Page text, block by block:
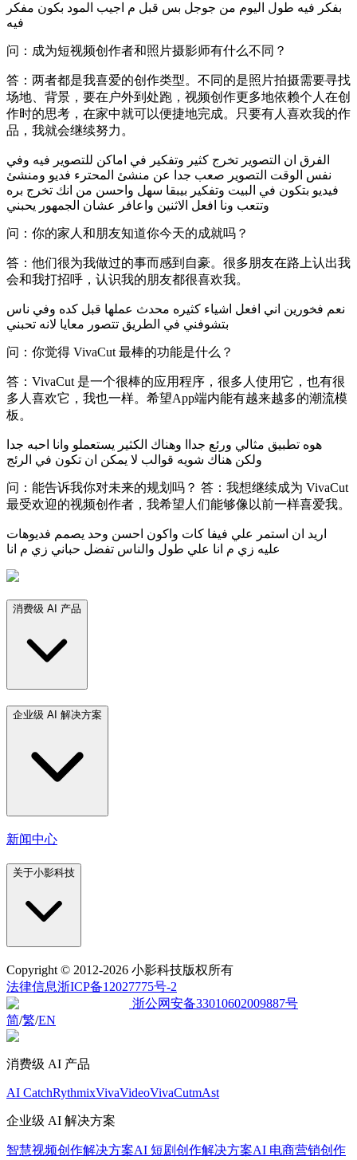
بفكر فيه طول اليوم من جوجل بس قبل م اجيب المود بكون مفكر
فيه
问：成为短视频创作者和照片摄影师有什么不同？
答：两者都是我喜爱的创作类型。不同的是照片拍摄需要寻找
场地、背景，要在户外到处跑，视频创作更多地依赖个人在创
作时的思考，在家中就可以便捷地完成。只要有人喜欢我的作
品，我就会继续努力。
الفرق ان التصوير تخرج كثير وتفكير في اماكن للتصوير فيه وفي
نفس الوقت التصوير صعب جدا عن منشئ المحترء فديو ومنشئ
فيديو بتكون في البيت وتفكير بيبقا سهل واحسن من انك تخرج بره
وتتعب ونا افعل الاثنين واعافر عشان الجمهور يحبني
问：你的家人和朋友知道你今天的成就吗？
答：他们很为我做过的事而感到自豪。很多朋友在路上认出我
会和我打招呼，认识我的朋友都很喜欢我。
نعم فخورين اني افعل اشياء كثيره محدث عملها قبل كده وفي ناس
بتشوفني في الطريق تتصور معايا لانه تحبني
问：你觉得 VivaCut 最棒的功能是什么？
答：VivaCut 是一个很棒的应用程序，很多人使用它，也有很
多人喜欢它，我也一样。希望App端内能有越来越多的潮流模
板。
هوه تطبيق مثالي ورئع جداا وهناك الكثير يستعملو وانا احبه جدا
ولكن هناك شويه قوالب لا يمكن ان تكون في الرئج
问：能告诉我你对未来的规划吗？ 答：我想继续成为 VivaCut
最受欢迎的视频创作者，我希望人们能够像以前一样喜爱我。
اريد ان استمر علي فيفا كات واكون احسن وحد يصمم فديوهات
عليه زي م انا علي طول والناس تفضل حباني زي م انا
消费级 AI 产品
企业级 AI 解决方案
新闻中心
关于小影科技
Copyright © 2012-2026 小影科技版权所有
法律信息浙ICP备12027775号-2
浙公网安备33010602009887号
简/繁/EN
消费级 AI 产品
AI CatchRythmixVivaVideoVivaCutmAst
企业级 AI 解决方案
智慧视频创作解决方案AI 短剧创作解决方案AI 电商营销创作